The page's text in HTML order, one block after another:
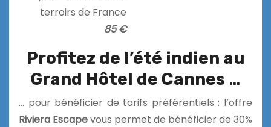
terroirs de France
85 €
Profitez de l’été indien au
Grand Hôtel de Cannes …
… pour bénéficier de tarifs préférentiels : l’offre
Riviera Escapevous permet de bénéficier de 30%